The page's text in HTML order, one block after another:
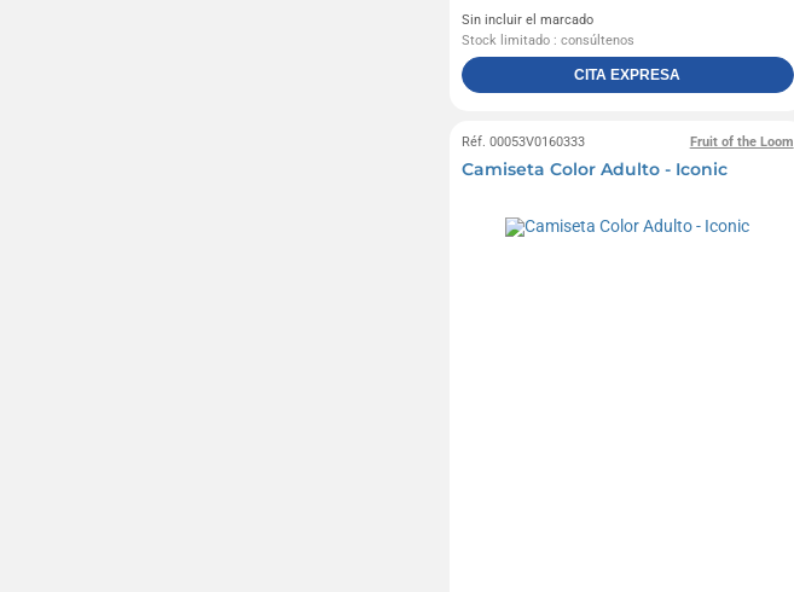
Sin incluir el marcado
Stock limitado : consúltenos
CITA EXPRESA
Fruit of the Loom
Réf. 00053V0160333
Camiseta Color Adulto - Iconic